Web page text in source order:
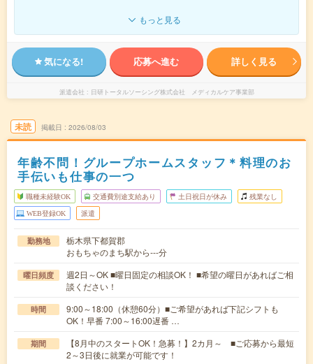
もっと見る
気になる! 応募へ進む 詳しく見る
派遣会社 日研トータルソーシング株式会社 メディカルケア事業部
未読 掲載日 2026/08/03
年齢不問！グループホームスタッフ＊料理のお
手伝いも仕事の一つ
職種未経験OK 交通費別途支給あり 土日祝日が休み 残業なし
WEB登録OK 派遣
勤務地
栃木県下都賀郡
おもちゃのまち駅から---分
曜日頻度
週2日～OK ■曜日固定の相談OK！ ■希望の曜日があればご相
談ください！
時間
9:00～18:00（休憩60分）■ご希望があれば下記シフトも
OK！早番 7:00～16:00遅番 …
期間
【8月中のスタートOK！急募！】2カ月～ ■ご応募から最短
2～3日後に就業が可能です！